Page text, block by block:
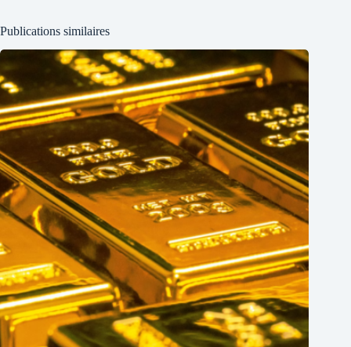
Publications similaires